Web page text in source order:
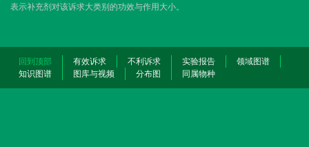
表示补充剂对该诉求大类别的功效与作用大小。
回到顶部 有效诉求 不利诉求 实验报告
领域图谱
知识图谱
图库与视频 分布图 同属物种